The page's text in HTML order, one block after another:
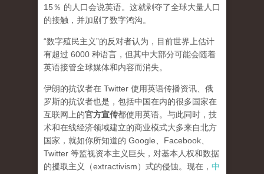
15％ 的人口会说英语。这就剥夺了全球大量人口
的接触，并加剧了数字鸿沟。
“数字殖民主义”的反对者认为，目前世界上估计
有超过 6000 种语言，但其中大部分可能会随着
英语接管全球媒体和内容而消失。
伊朗的抗议者在 Twitter 使用英语传播资讯、俄
罗斯的抗议者也是，包括中国在内的很多国家在
互联网上的官方宣传都使用英语。与此同时，技
术和在线经济领域建立的商业模式大多来自北方
国家，就如你所知道的 Google、Facebook、
Twitter 等监视资本主义巨头，对基本人权和数据
的攫取主义（extractivism）式的侵蚀。现在， 中